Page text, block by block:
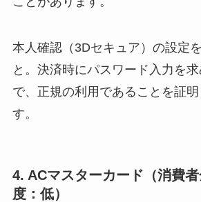
本人確認（3Dセキュア）の設定
と。決済時にパスワード入力を
で、正規の利用であることを証
す。
4. ACマスターカード（消費
度：低）